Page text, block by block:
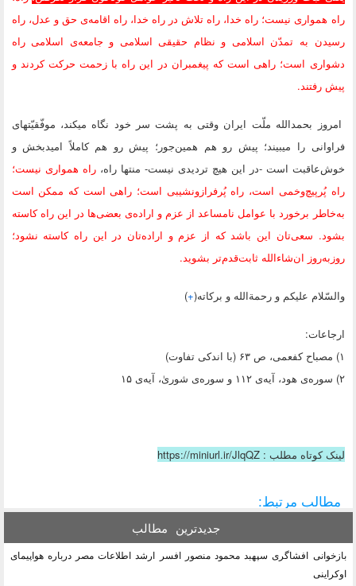
راه همواری نیست؛ راه خدا، راه تلاش در راه خدا، راه اقامه‌ی حق و عدل، راه
رسیدن به تمدّن اسلامی و نظام حقیقی اسلامی و جامعه‌ی اسلامی راه
دشواری است؛ راهی است که پیغمبران در این راه با زحمت حرکت کردند و
پیش رفتند.
امروز بحمدالله ملّت ایران وقتی به پشت سر خود نگاه میکند، موفّقیّتهای
فراوانی را میبیند؛ پیش رو هم همین‌جور؛ پیش رو هم کاملاً امیدبخش و
خوش‌عاقبت است -در این هیچ تردیدی نیست- منتها راه،راه همواری نیست؛
راه پُرپیچ‌وخمی است، راه پُرفرازونشیبی است؛ راهی است که ممکن است
به‌خاطر برخورد با عوامل نامساعد از عزم و اراده‌ی بعضی‌ها در این راه کاسته
بشود. سعی‌تان این باشد که از عزم و اراده‌تان در این راه کاسته نشود؛
روزبه‌روز ان‌شاءالله ثابت‌قدم‌تر بشوید.
والسّلام علیکم و رحمةالله و برکاته(+
)
ارجاعات:
۱) مصباح کفعمی، ص ۶۳ (با اندکی تفاوت)
۲) سوره‌ی هود، آیه‌ی ۱۱۲ و سوره‌ی شوریٰ، ‌آیه‌ی ۱۵
لینک کوتاه مطلب : https://miniurl.ir/JlqQZ
مطالب مرتبط:
جدیدترین مطالب
بازخوانی افشاگری سپهبد محمود منصور افسر ارشد اطلاعات مصر درباره هواپیمای
اوکراینی